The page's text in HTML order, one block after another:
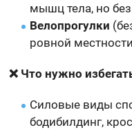
мышц тела, но
Велопрогулки
ровной
❌ Что нужно
Силовые виды
бодибилдинг,